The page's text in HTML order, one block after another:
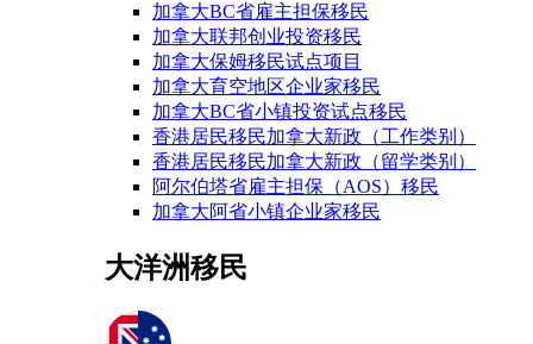
加拿大BC省雇主担保移民
加拿大联邦创业投资移民
加拿大保姆移民试点项目
加拿大育空地区企业家移民
加拿大BC省小镇投资试点移民
香港居民移民加拿大新政（工作类别）
香港居民移民加拿大新政（留学类别）
阿尔伯塔省雇主担保（AOS）移民
加拿大阿省小镇企业家移民
大洋洲移民